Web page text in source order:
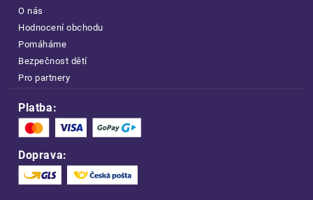
O nás
Hodnocení obchodu
Pomáháme
Bezpečnost dětí
Pro partnery
Platba:
Doprava: